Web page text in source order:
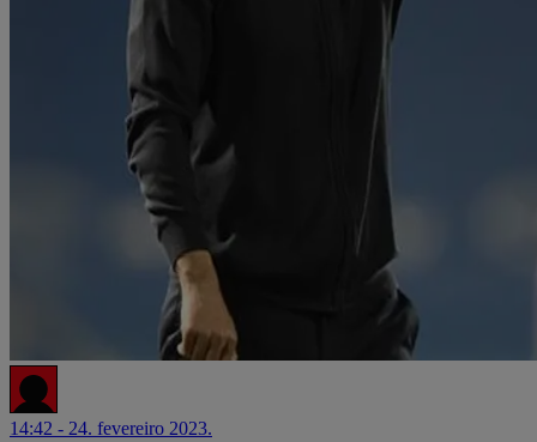
14:42 - 24. fevereiro 2023.